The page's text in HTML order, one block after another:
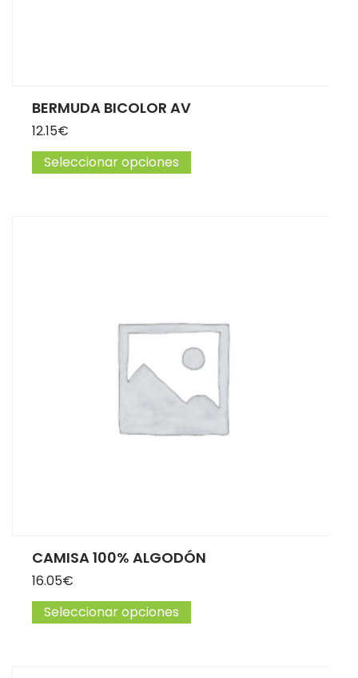
BERMUDA BICOLOR AV
12.15€
Seleccionar opciones
CAMISA 100% ALGODÓN
16.05€
Seleccionar opciones